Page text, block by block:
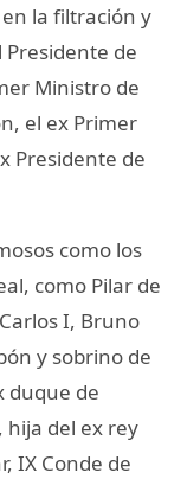
la filtración y
de
Ministro de
el ex Primer
Presidente de
como los
como Pilar de
I, Bruno
y sobrino de
duque de
hija del ex rey
IX Conde de